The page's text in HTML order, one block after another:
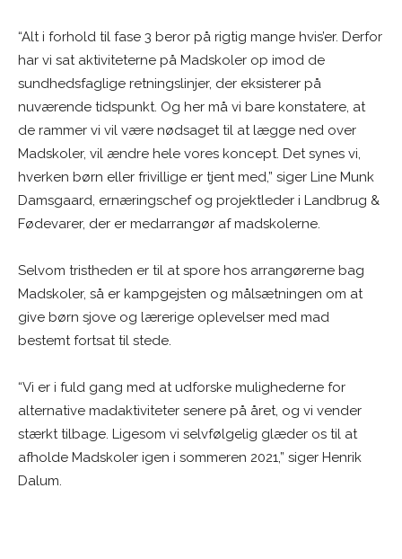
“Alt i forhold til fase 3 beror på rigtig mange hvis’er. Derfor
har vi sat aktiviteterne på Madskoler op imod de
sundhedsfaglige retningslinjer, der eksisterer på
nuværende tidspunkt. Og her må vi bare konstatere, at
de rammer vi vil være nødsaget til at lægge ned over
Madskoler, vil ændre hele vores koncept. Det synes vi,
hverken børn eller frivillige er tjent med,” siger Line Munk
Damsgaard, ernæringschef og projektleder i Landbrug &
Fødevarer, der er medarrangør af madskolerne.
Selvom tristheden er til at spore hos arrangørerne bag
Madskoler, så er kampgejsten og målsætningen om at
give børn sjove og lærerige oplevelser med mad
bestemt fortsat til stede.
“Vi er i fuld gang med at udforske mulighederne for
alternative madaktiviteter senere på året, og vi vender
stærkt tilbage. Ligesom vi selvfølgelig glæder os til at
afholde Madskoler igen i sommeren 2021,” siger Henrik
Dalum.